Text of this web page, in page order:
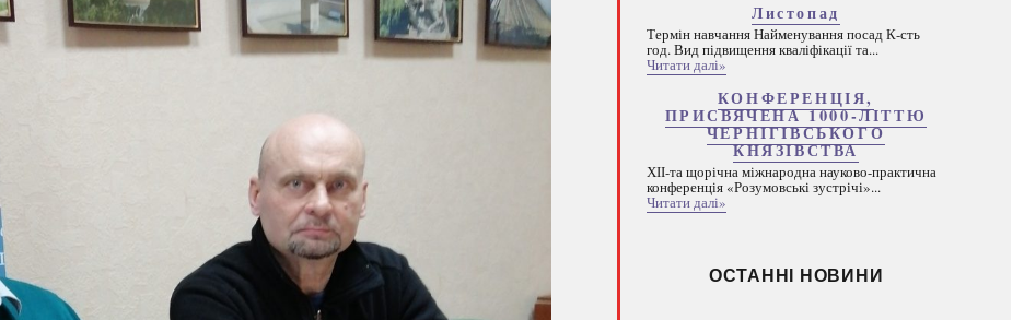
Листопад
Термін навчання Найменування посад К-сть
год. Вид підвищення кваліфікації та...
Читати далі»
КОНФЕРЕНЦІЯ,
ПРИСВЯЧЕНА 1000-ЛІТТЮ
ЧЕРНІГІВСЬКОГО
КНЯЗІВСТВА
ХІІ-та щорічна міжнародна науково-практична
конференція «Розумовські зустрічі»...
Читати далі»
ОСТАННІ НОВИНИ